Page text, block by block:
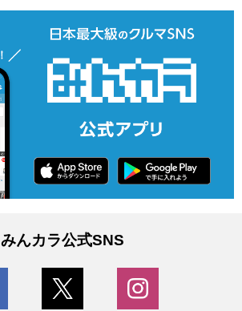
みんカラ公式SNS